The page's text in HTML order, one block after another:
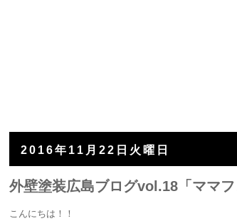
2016年11月22日火曜日
外壁塗装広島ブログvol.18「ママ
こんにちは！！